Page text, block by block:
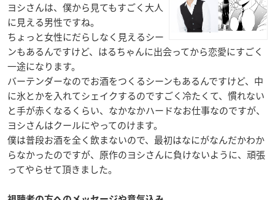
ヨシさんは、僕から見てもすごく大人
に見える男性ですね。
ちょっと女性にだらしなく見えるシー
ンもあるんですけど、はるちゃんに出会ってから恋愛にすごく
一途になります。
バーテンダーなのでお酒をつくるシーンもあるんですけど、中
に氷とかを入れてシェイクするのですごく冷たくて、慣れない
と手が赤くなるくらい、なかなかハードなお仕事なのですが、
ヨシさんはクールにやってのけます。
僕は普段お酒を全く飲まないので、最初はなにがなんだかわか
らなかったのですが、原作のヨシさんに負けないように、頑張
ってやらせて頂きました。